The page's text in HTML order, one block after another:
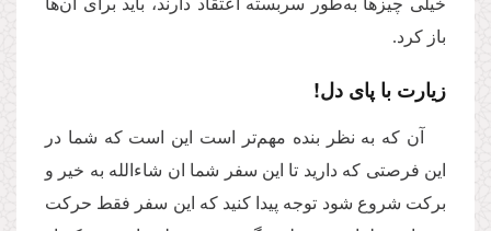
خیلی چیزها به‌طور سربسته اعتقاد دارند، باید برای آن‌ها
باز کرد.
زیارت با پای دل!
آن که به نظر بنده مهم‌تر است این است که شما در
این فرصتی که دارید تا این سفر شما ان شاءالله به خیر و
برکت شروع شود توجه پیدا کنید که این سفر فقط حرکت